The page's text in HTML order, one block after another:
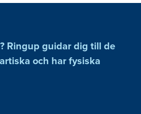
Ringup guidar dig till de
och har fysiska